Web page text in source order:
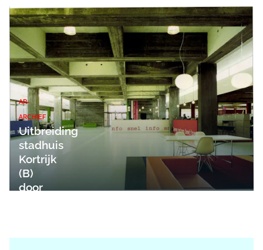
AR-
ARCHIEF
Uitbreiding
stadhuis
Kortrijk
(B)
door